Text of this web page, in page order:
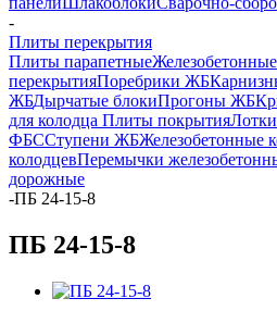
-
Плиты перекрытия
Плиты парапетные
перекрытияПоребрики ЖБ
ЖБДырчатые блокиПрогоны ЖБ
для колодца Плиты покрытияЛотки
ФБССтупени ЖБЖелезобетонные
колодцевПеремычки
дорожные
-ПБ 24-15-8
ПБ 24-15-8